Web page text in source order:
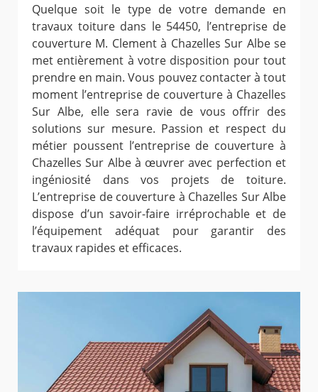
Quelque soit le type de votre demande en
travaux toiture dans le 54450, l’entreprise de
couverture M. Clement à Chazelles Sur Albe se
met entièrement à votre disposition pour tout
prendre en main. Vous pouvez contacter à tout
moment l’entreprise de couverture à Chazelles
Sur Albe, elle sera ravie de vous offrir des
solutions sur mesure. Passion et respect du
métier poussent l’entreprise de couverture à
Chazelles Sur Albe à œuvrer avec perfection et
ingéniosité dans vos projets de toiture.
L’entreprise de couverture à Chazelles Sur Albe
dispose d’un savoir-faire irréprochable et de
l’équipement adéquat pour garantir des
travaux rapides et efficaces.